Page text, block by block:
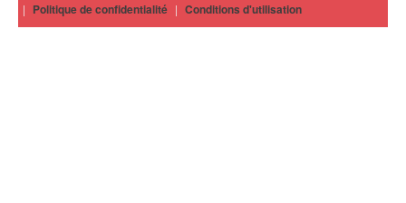
| Politique de confidentialité | Conditions d'utilisation